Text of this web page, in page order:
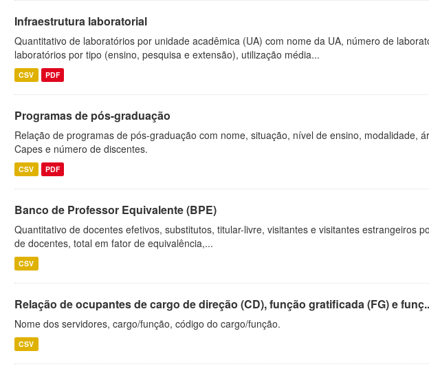
Infraestrutura laboratorial
Quantitativo de laboratórios por unidade acadêmica (UA) com nome da UA, número de
laboratórios por tipo (ensino, pesquisa e extensão), utilização média...
CSV PDF
Programas de pós-graduação
Relação de programas de pós-graduação com nome, situação, nível de ensino, modalidade,
Capes e número de discentes.
CSV PDF
Banco de Professor Equivalente (BPE)
Quantitativo de docentes efetivos, substitutos, titular-livre, visitantes e visitantes estrangeiros
de docentes, total em fator de equivalência,...
CSV
Relação de ocupantes de cargo de direção (CD), função gratificada (FG) e
Nome dos servidores, cargo/função, código do cargo/função.
CSV